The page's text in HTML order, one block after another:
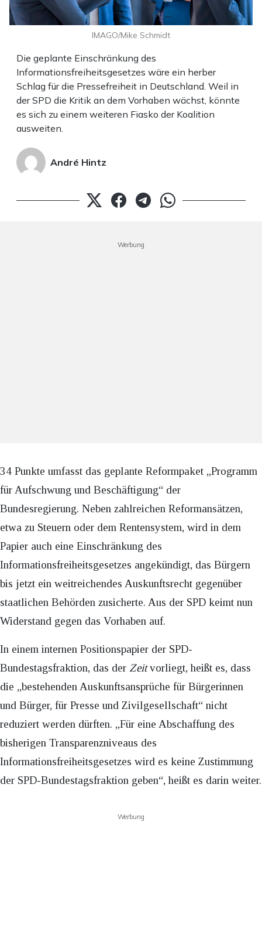
Die geplante Einschränkung des
Informationsfreiheitsgesetzes wäre ein herber
Schlag für die Pressefreiheit in Deutschland. Weil in
der SPD die Kritik an dem Vorhaben wächst, könnte
es sich zu einem weiteren Fiasko der Koalition
ausweiten.
André Hintz
IMAGO/Mike Schmidt
Werbung
34 Punkte umfasst das geplante Reformpaket „Programm
für Aufschwung und Beschäftigung“ der
Bundesregierung. Neben zahlreichen Reformansätzen,
etwa zu Steuern oder dem Rentensystem, wird in dem
Papier auch eine Einschränkung des
Informationsfreiheitsgesetzes angekündigt, das Bürgern
bis jetzt ein weitreichendes Auskunftsrecht gegenüber
staatlichen Behörden zusicherte. Aus der SPD keimt nun
Widerstand gegen das Vorhaben auf.
In einem internen Positionspapier der SPD-
Bundestagsfraktion, das der Zeitvorliegt, heißt es, dass
die „bestehenden Auskunftsansprüche für Bürgerinnen
und Bürger, für Presse und Zivilgesellschaft“ nicht
reduziert werden dürften. „Für eine Abschaffung des
bisherigen Transparenzniveaus des
Informationsfreiheitsgesetzes wird es keine Zustimmung
der SPD-Bundestagsfraktion geben“, heißt es darin weiter.
Werbung